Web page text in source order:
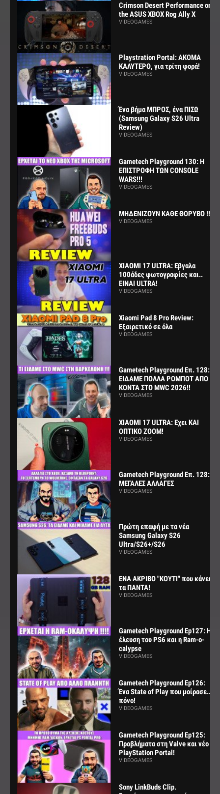
Crimson Desert Performance on
the ASUS XBOX Rog Ally X
VIDEOGAMES
Playstration Portal: ΑΚΟΜΑ
ΚΑΛΥΤΕΡΟ, για τρίτη φορά!
VIDEOGAMES
Ένα βήμα ΜΠΡΟΣ, ένα ΠΙΣΩ
(Samsung Galaxy S26 Ultra
Review)
VIDEOGAMES
Gametech Playground 130: Η
ΕΠΙΣΤΡΟΦΗ ΤΩΝ CONSOLE
WARS!!!
VIDEOGAMES
ΜΗΔΕΝΙΖΟΥΝ ΚΑΘΕ ΘΟΡΥΒΟ !!!
VIDEOGAMES
XIAOMI 17 ULTRA: Εβγαλα
100άδες φωτογραφίες και..
ΕΙΝΑΙ ULTRA!
VIDEOGAMES
Xiaomi Pad 8 Pro Review:
Εξαιρετικό σε όλα
VIDEOGAMES
Gametech Playground Επ. 128:
ΕΙΔΑΜΕ ΠΟΛΛΑ ΡΟΜΠΟΤ ΑΠΟ
ΚΟΝΤΑ ΣΤΟ MWC 2026!!
VIDEOGAMES
XIAOMI 17 ULTRA: Εχει ΚΑΙ
ΟΠΤΙΚΟ ZOOM!
VIDEOGAMES
Gametech Playground Επ. 128:
ΜΕΓΑΛΕΣ ΑΛΛΑΓΕΣ
VIDEOGAMES
Πρώτη επαφή με τα νέα
Samsung Galaxy S26
Ultra/S26+/S26
VIDEOGAMES
ΕΝΑ ΑΚΡΙΒΟ "ΚΟΥΤΙ" που κάνει
τα ΠΑΝΤΑ!
VIDEOGAMES
Gametech Playground Ep127: Η
έλευση του PS6 και η Ram-o-
calypse
VIDEOGAMES
Gametech Playground Ep126:
Ένα State of Play που μοίρασε...
πόνο!
VIDEOGAMES
Gametech Playground Ep125:
Προβλήματα στη Valve και νέο
PlayStation Portal!
VIDEOGAMES
Sony LinkBuds Clip.